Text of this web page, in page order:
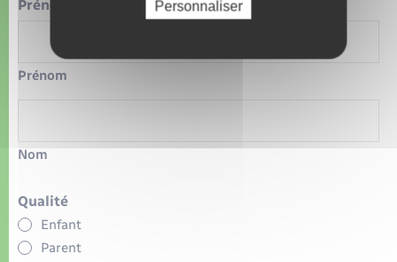
Prénom / Nom
Prénom
Nom
Qualité
Enfant
Parent
Personnaliser